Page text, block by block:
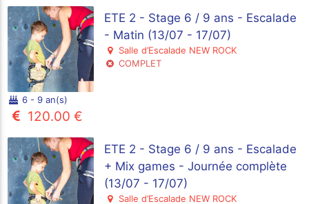
ETE 2 - Stage 6 / 9 ans - Escalade
- Matin (13/07 - 17/07)
Salle d’Escalade NEW ROCK
COMPLET
6 - 9 an(s)
120.00 €
ETE 2 - Stage 6 / 9 ans - Escalade
+ Mix games - Journée complète
(13/07 - 17/07)
Salle d’Escalade NEW ROCK